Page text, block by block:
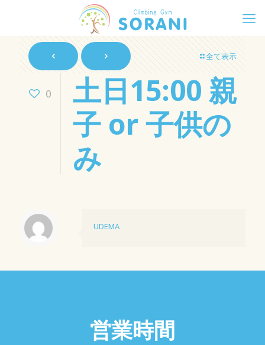
全て表示
0 土日15:00 親
子 or 子供の
み
UDEMA
営業時間